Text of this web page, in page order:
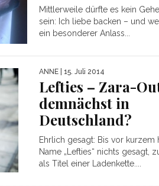
Mittlerweile dürfte es kein
sein: Ich liebe backen – und
ein besonderer Anlass...
ANNE | 15. Juli 2014
Lefties – Zara-
demnächst in
Deutschland?
Ehrlich gesagt: Bis vor kurzem
Name „Lefties“ nichts gesagt,
als Titel einer Ladenkette....